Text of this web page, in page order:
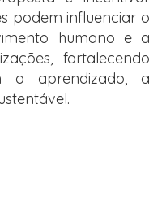
podem influenciar o
humano e a
fortalecendo
o aprendizado, a